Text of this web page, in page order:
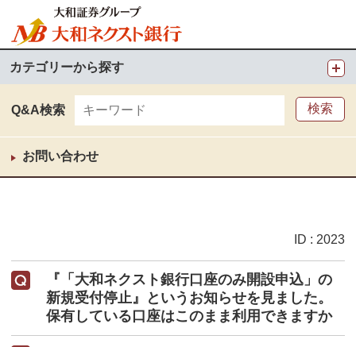
カテゴリーから探す
Q&A検索
お問い合わせ
ID : 2023
『「大和ネクスト銀行口座のみ開設申込」の
新規受付停止』というお知らせを見ました。
保有している口座はこのまま利用できますか